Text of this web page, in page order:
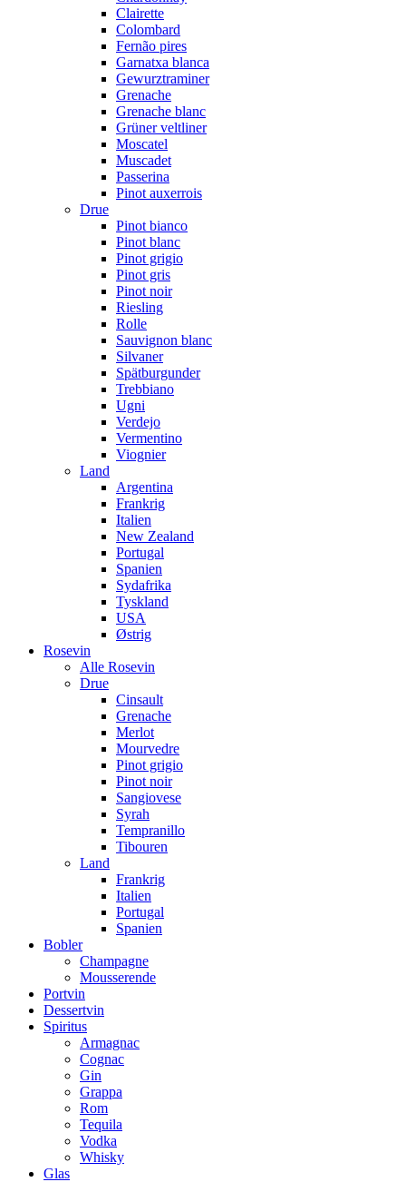
Clairette
Colombard
Fernão pires
Garnatxa blanca
Gewurztraminer
Grenache
Grenache blanc
Grüner veltliner
Moscatel
Muscadet
Passerina
Pinot auxerrois
Drue
Pinot bianco
Pinot blanc
Pinot grigio
Pinot gris
Pinot noir
Riesling
Rolle
Sauvignon blanc
Silvaner
Spätburgunder
Trebbiano
Ugni
Verdejo
Vermentino
Viognier
Land
Argentina
Frankrig
Italien
New Zealand
Portugal
Spanien
Sydafrika
Tyskland
USA
Østrig
Rosevin
Alle Rosevin
Drue
Cinsault
Grenache
Merlot
Mourvedre
Pinot grigio
Pinot noir
Sangiovese
Syrah
Tempranillo
Tibouren
Land
Frankrig
Italien
Portugal
Spanien
Bobler
Champagne
Mousserende
Portvin
Dessertvin
Spiritus
Armagnac
Cognac
Gin
Grappa
Rom
Tequila
Vodka
Whisky
Glas